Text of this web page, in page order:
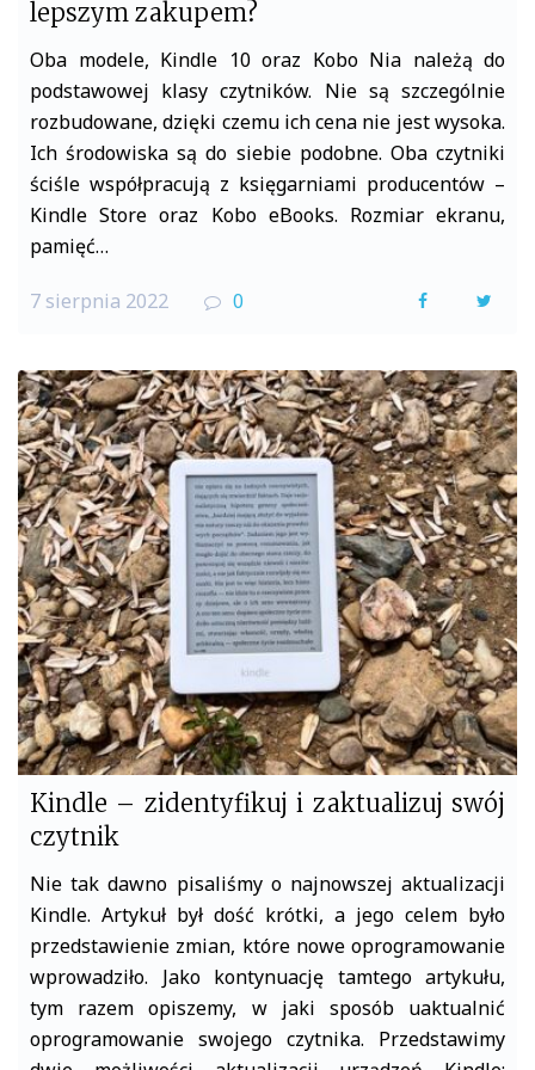
lepszym zakupem?
Oba modele, Kindle 10 oraz Kobo Nia należą do
podstawowej klasy czytników. Nie są szczególnie
rozbudowane, dzięki czemu ich cena nie jest wysoka.
Ich środowiska są do siebie podobne. Oba czytniki
ściśle współpracują z księgarniami producentów –
Kindle Store oraz Kobo eBooks. Rozmiar ekranu,
pamięć…
7 sierpnia 2022 0
F
c
e
b
o
o
k
i
t
t
e
r
Kindle – zidentyfikuj i zaktualizuj swój
czytnik
Nie tak dawno pisaliśmy o najnowszej aktualizacji
Kindle. Artykuł był dość krótki, a jego celem było
przedstawienie zmian, które nowe oprogramowanie
wprowadziło. Jako kontynuację tamtego artykułu,
tym razem opiszemy, w jaki sposób uaktualnić
oprogramowanie swojego czytnika. Przedstawimy